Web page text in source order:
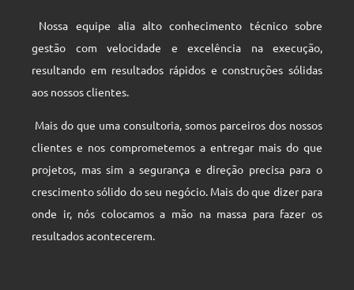
Nossa equipe alia alto conhecimento técnico sobre
gestão com velocidade e excelência na execução,
resultando em resultados rápidos e construções sólidas
aos nossos clientes.
Mais do que uma consultoria, somos parceiros dos nossos
clientes e nos comprometemos a entregar mais do que
projetos, mas sim a segurança e direção precisa para o
crescimento sólido do seu negócio. Mais do que dizer para
onde ir, nós colocamos a mão na massa para fazer os
resultados acontecerem.